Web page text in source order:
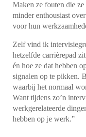
Maken ze fouten die
minder enthousiast
voor hun
Zelf vind ik
hetzelfde carrièrepad
én hoe ze dat hebben
signalen op te pikken.
waarbij het normaal
Want tijdens zo’n
werkgerelateerde
hebben op je werk.”